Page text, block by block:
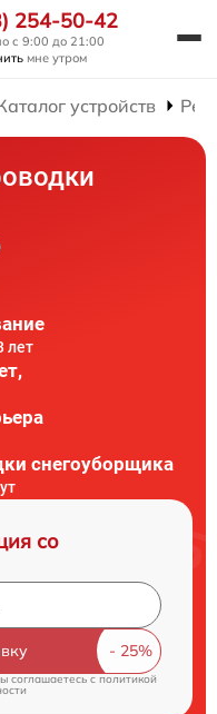
254-50-42
с 9:00 до 21:00
мне утром
устройств
лет
снегоуборщика
со
соглашаетесь cполитикой